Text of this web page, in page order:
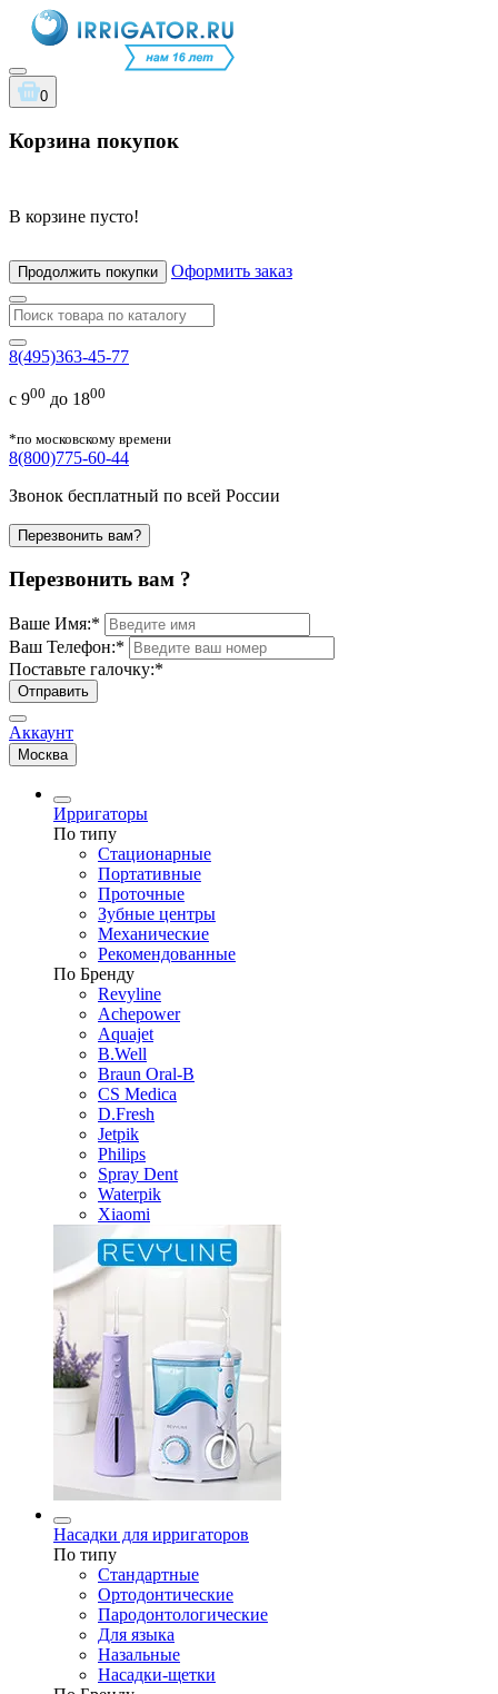
0
Корзина покупок
В корзине пусто!
Продолжить покупки Оформить заказ
8(495)363-45-77
с 900 до 1800
*по московскому времени
8(800)775-60-44
Звонок бесплатный по всей России
Перезвонить вам?
Перезвонить вам ?
Ваше Имя:*
Ваш Телефон:*
Поставьте галочку:*
Отправить
Аккаунт
Москва
Ирригаторы
По типу
Стационарные
Портативные
Проточные
Зубные центры
Механические
Рекомендованные
По Бренду
Revyline
Achepower
Aquajet
B.Well
Braun Oral-B
CS Medica
D.Fresh
Jetpik
Philips
Spray Dent
Waterpik
Xiaomi
Насадки для ирригаторов
По типу
Стандартные
Ортодонтические
Пародонтологические
Для языка
Назальные
Насадки-щетки